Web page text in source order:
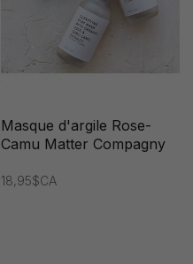
Masque d'argile Rose-
Camu Matter Compagny
18,95$CA